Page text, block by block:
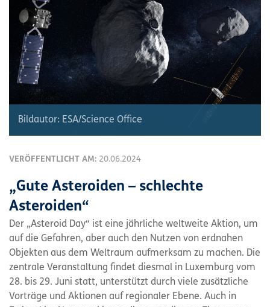
Bildautor: ESA/Science Office
VERÖFFENTLICHT AM: 20.06.2024
„Gute Asteroiden – schlechte
Asteroiden“
Der „Asteroid Day“ ist eine jährliche weltweite Aktion, um
auf die Gefahren, aber auch den Nutzen von erdnahen
Objekten aus dem Weltraum aufmerksam zu machen. Die
zentrale Veranstaltung findet diesmal in Luxemburg vom
28. bis 29. Juni statt, unterstützt durch viele zusätzliche
Vorträge und Aktionen auf regionaler Ebene. Auch in